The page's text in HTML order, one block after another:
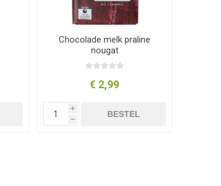
Chocolade melk praline
nougat
€ 2,99
i
h
BESTEL